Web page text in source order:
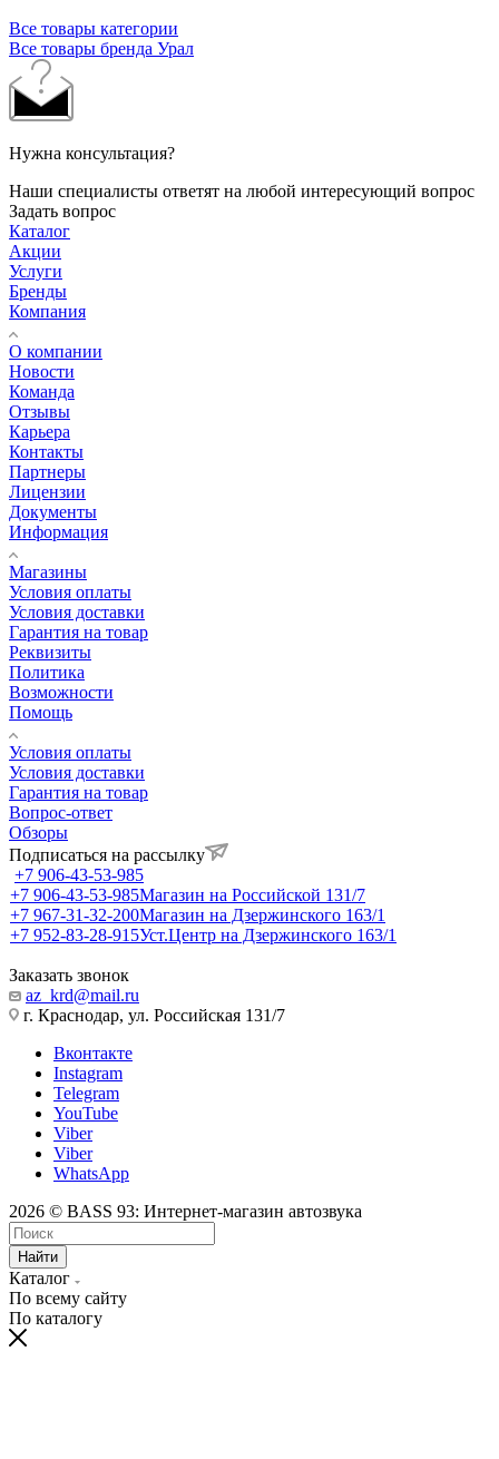
Все товары категории
Все товары бренда Урал
Нужна консультация?
Наши специалисты ответят на любой интересующий вопрос
Задать вопрос
Каталог
Акции
Услуги
Бренды
Компания
О компании
Новости
Команда
Отзывы
Карьера
Контакты
Партнеры
Лицензии
Документы
Информация
Магазины
Условия оплаты
Условия доставки
Гарантия на товар
Реквизиты
Политика
Возможности
Помощь
Условия оплаты
Условия доставки
Гарантия на товар
Вопрос-ответ
Обзоры
Подписаться на рассылку
+7 906-43-53-985
+7 906-43-53-985Магазин на Российской 131/7
+7 967-31-32-200Магазин на Дзержинского 163/1
+7 952-83-28-915Уст.Центр на Дзержинского 163/1
Заказать звонок
az_krd@mail.ru
г. Краснодар, ул. Российская 131/7
Вконтакте
Instagram
Telegram
YouTube
Viber
Viber
WhatsApp
2026 © BASS 93: Интернет-магазин автозвука
Найти
Каталог
По всему сайту
По каталогу